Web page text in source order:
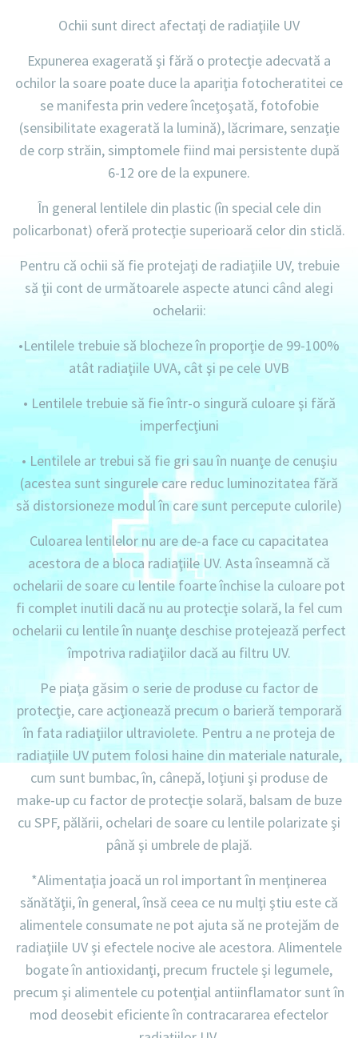
Ochii sunt direct afectaţi de radiaţiile UV
Expunerea exagerată şi fără o protecţie adecvată a
ochilor la soare poate duce la apariţia fotocheratitei ce
se manifesta prin vedere înceţoşată, fotofobie
(sensibilitate exagerată la lumină), lăcrimare, senzaţie
de corp străin, simptomele fiind mai persistente după
6-12 ore de la expunere.
În general lentilele din plastic (în special cele din
policarbonat) oferă protecţie superioară celor din sticlă.
Pentru că ochii să fie protejaţi de radiaţiile UV, trebuie
să ţii cont de următoarele aspecte atunci când alegi
ochelarii:
•Lentilele trebuie să blocheze în proporţie de 99-100%
atât radiaţiile UVA, cât şi pe cele UVB
• Lentilele trebuie să fie într-o singură culoare şi fără
imperfecţiuni
• Lentilele ar trebui să fie gri sau în nuanţe de cenuşiu
(acestea sunt singurele care reduc luminozitatea fără
să distorsioneze modul în care sunt percepute culorile)
Culoarea lentilelor nu are de-a face cu capacitatea
acestora de a bloca radiaţiile UV. Asta înseamnă că
ochelarii de soare cu lentile foarte închise la culoare pot
fi complet inutili dacă nu au protecţie solară, la fel cum
ochelarii cu lentile în nuanţe deschise protejează perfect
împotriva radiaţiilor dacă au filtru UV.
Pe piaţa găsim o serie de produse cu factor de
protecţie, care acţionează precum o barieră temporară
în fata radiaţiilor ultraviolete. Pentru a ne proteja de
radiaţiile UV putem folosi haine din materiale naturale,
cum sunt bumbac, în, cânepă, loţiuni şi produse de
make-up cu factor de protecţie solară, balsam de buze
cu SPF, pălării, ochelari de soare cu lentile polarizate şi
până şi umbrele de plajă.
*Alimentaţia joacă un rol important în menţinerea
sănătăţii, în general, însă ceea ce nu mulţi ştiu este că
alimentele consumate ne pot ajuta să ne protejăm de
radiaţiile UV şi efectele nocive ale acestora. Alimentele
bogate în antioxidanţi, precum fructele şi legumele,
precum şi alimentele cu potenţial antiinflamator sunt în
mod deosebit eficiente în contracararea efectelor